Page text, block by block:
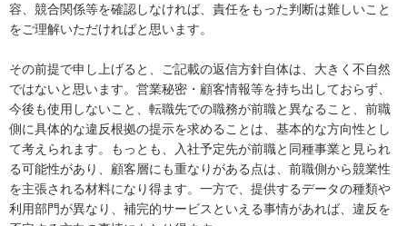
容、競合関係等を確認しなければ、責任をもった判断は難しいこと
をご理解いただければと思います。
その前提で申し上げると、ご記載の返信方針自体は、大きく不自然
ではないと思います。営業秘密・顧客情報等を持ち出しておらず、
今後も使用しないこと、転職先での職務が前職と異なること、前職
側に具体的な違反根拠の提示を求めることは、基本的な方向性とし
て考えられます。もっとも、入社予定先が前職と同種事業と見られ
る可能性があり、顧客層にも重なりがある点は、前職側から競業性
を主張される材料になり得ます。一方で、提供するデータの種類や
利用部門が異なり、補完的サービスといえる事情があれば、違反を